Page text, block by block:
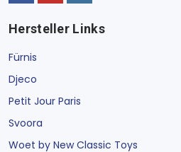
Hersteller Links
Fürnis
Djeco
Petit Jour Paris
Svoora
Woet by New Classic Toys